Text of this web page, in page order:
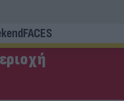
FACES